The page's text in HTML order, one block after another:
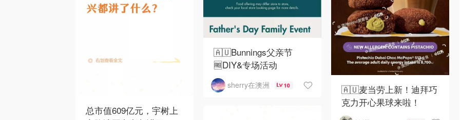
总市值609亿元，宇树上
🇦🇺Bunnings父亲节
🆓DIY&专场活动
sherry在澳洲 10
🇦🇺麦当劳上新！迪拜巧
克力开心果球来啦！